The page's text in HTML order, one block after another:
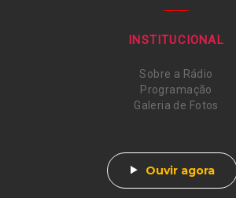
INSTITUCIONAL
Sobre a Rádio
Programação
Galeria de Fotos
Ouvir agora